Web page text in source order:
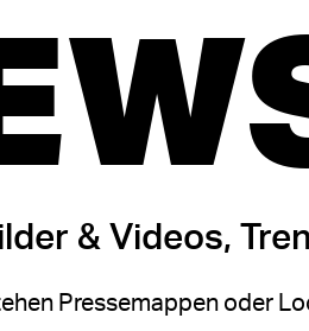
& Videos,
Pressemappen oder